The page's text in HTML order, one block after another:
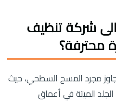
شركة تنظيف
محترفة؟
مجرد المسح السطحي، حيث
الجلد الميتة في أعماق